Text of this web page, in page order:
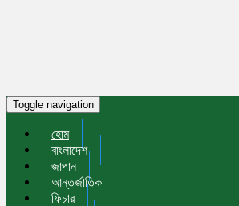
Toggle navigation
হোম
বাংলাদেশ
জাপান
আন্তর্জাতিক
ফিচার